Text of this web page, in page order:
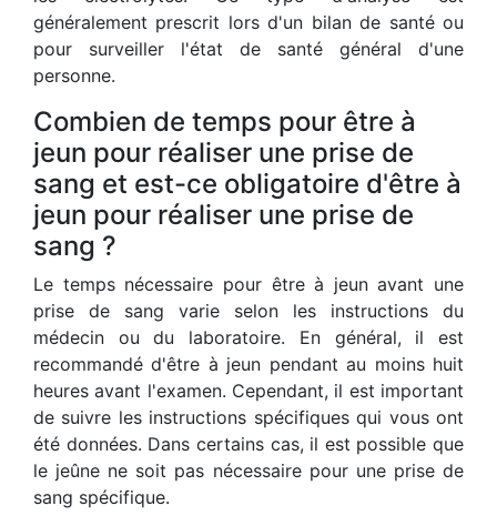
généralement prescrit lors d'un bilan de santé ou
pour surveiller l'état de santé général d'une
personne.
Combien de temps pour être à
jeun pour réaliser une prise de
sang et est-ce obligatoire d'être à
jeun pour réaliser une prise de
sang ?
Le temps nécessaire pour être à jeun avant une
prise de sang varie selon les instructions du
médecin ou du laboratoire. En général, il est
recommandé d'être à jeun pendant au moins huit
heures avant l'examen. Cependant, il est important
de suivre les instructions spécifiques qui vous ont
été données. Dans certains cas, il est possible que
le jeûne ne soit pas nécessaire pour une prise de
sang spécifique.